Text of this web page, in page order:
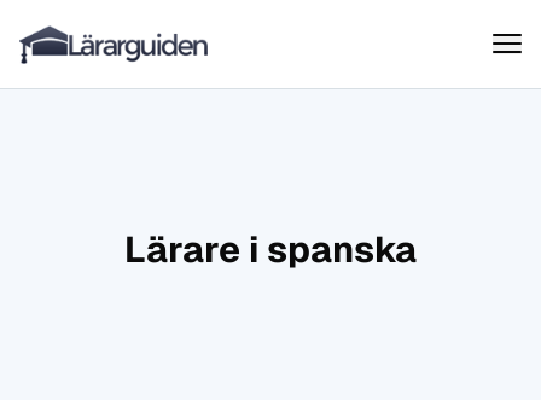
Hoppa till innehåll
Lärarguiden
Lärare i spanska